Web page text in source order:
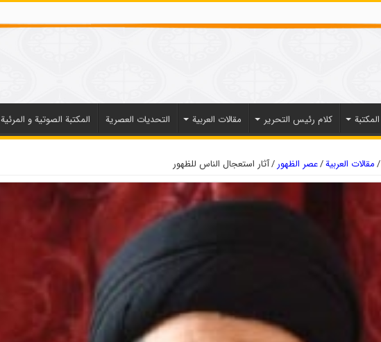
المکتبة كلام رئيس التحرير مقالات العربیة التحديات العصرية المكتبة الصوتية و المرئية
/مقالات العربیة/عصر الظهور /آثار استعجال الناس للظهور